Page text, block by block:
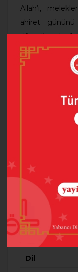
Allah’ı,
ahiret gününü
düşmüş olur.”
yapmıştır.
kafasında
hakkında
Serinin ikinci
varlık, Din-
kavramlarının
ilişkisi gibi
Ayrıca eserde;
bir şekilde
sorular ve
Barkod
Baskı Sayısı
Dil